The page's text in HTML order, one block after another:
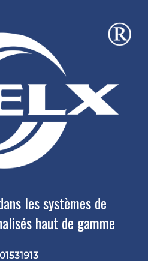
les systèmes de
haut de gamme